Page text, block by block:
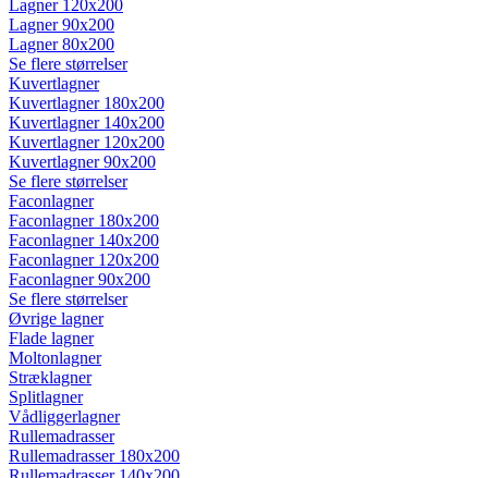
Lagner 120x200
Lagner 90x200
Lagner 80x200
Se flere størrelser
Kuvertlagner
Kuvertlagner 180x200
Kuvertlagner 140x200
Kuvertlagner 120x200
Kuvertlagner 90x200
Se flere størrelser
Faconlagner
Faconlagner 180x200
Faconlagner 140x200
Faconlagner 120x200
Faconlagner 90x200
Se flere størrelser
Øvrige lagner
Flade lagner
Moltonlagner
Stræklagner
Splitlagner
Vådliggerlagner
Rullemadrasser
Rullemadrasser 180x200